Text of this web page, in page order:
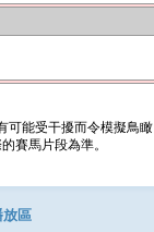
可能受干擾而令模擬鳥瞰
賽馬片段為準。
放區